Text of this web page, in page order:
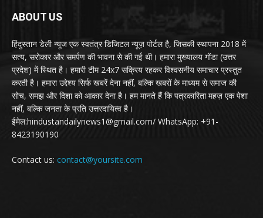
ABOUT US
हिंदुस्तान डेली न्यूज एक स्वतंत्र डिजिटल न्यूज़ पोर्टल है, जिसकी स्थापना 2018 में
सत्य, सरोकार और समर्पण की भावना से की गई थी। हमारा मुख्यालय गोंडा (उत्तर
प्रदेश) में स्थित है। हमारी टीम 24x7 सक्रिय रहकर विश्वसनीय समाचार प्रस्तुत
करती है। हमारा उद्देश्य सिर्फ खबरें देना नहीं, बल्कि खबरों के माध्यम से समाज की
सोच, समझ और दिशा को आकार देना है। हम मानते हैं कि पत्रकारिता महज़ एक पेशा
नहीं, बल्कि जनता के प्रति उत्तरदायित्व है।
ईमेल:hindustandailynews1@gmail.com/ WhatsApp: +91-
8423190190
Contact us: contact@yoursite.com